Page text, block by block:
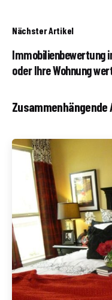
Nächster Artikel
Immobilienbewertung
oder Ihre Wohnung
Zusammenhängende